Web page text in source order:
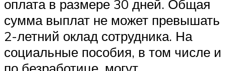
оплата в размере 30 дней. Общая
сумма выплат не может превышать
2-летний оклад сотрудника. На
социальные пособия, в том числе и
по безработице, могут